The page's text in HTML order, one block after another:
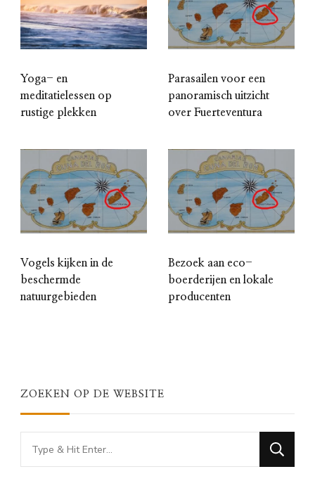
Yoga- en
meditatielessen op
rustige plekken
Parasailen voor een
panoramisch uitzicht
over Fuerteventura
Vogels kijken in de
beschermde
natuurgebieden
Bezoek aan eco-
boerderijen en lokale
producenten
ZOEKEN OP DE WEBSITE
Looking
for